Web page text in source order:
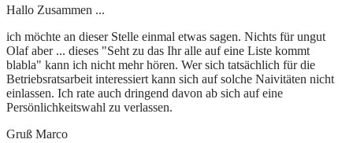
Hallo Zusammen ...
ich möchte an dieser Stelle einmal etwas sagen. Nichts für ungut
Olaf aber ... dieses "Seht zu das Ihr alle auf eine Liste kommt
blabla" kann ich nicht mehr hören. Wer sich tatsächlich für die
Betriebsratsarbeit interessiert kann sich auf solche Naivitäten nicht
einlassen. Ich rate auch dringend davon ab sich auf eine
Persönlichkeitswahl zu verlassen.
Gruß Marco